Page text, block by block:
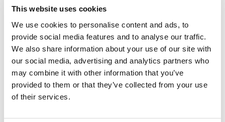
This website uses cookies
We use cookies to personalise content and ads, to
provide social media features and to analyse our traffic.
We also share information about your use of our site with
our social media, advertising and analytics partners who
may combine it with other information that you’ve
provided to them or that they’ve collected from your use
of their services.
Drehsessel komplett mit Stoff bezogen und in
Varianten mit Leder- oder Holzrückenlehne
erhältlich. An den Kanten des Sitzes ist immer
ein zum Bezug passendes Lederprofil
vorhanden, das bei der Textilversion den oberen
Anschluss der Rückenlehnenschale begleitet. Im
Inneren sorgt die differenzierte Dichteverteilung